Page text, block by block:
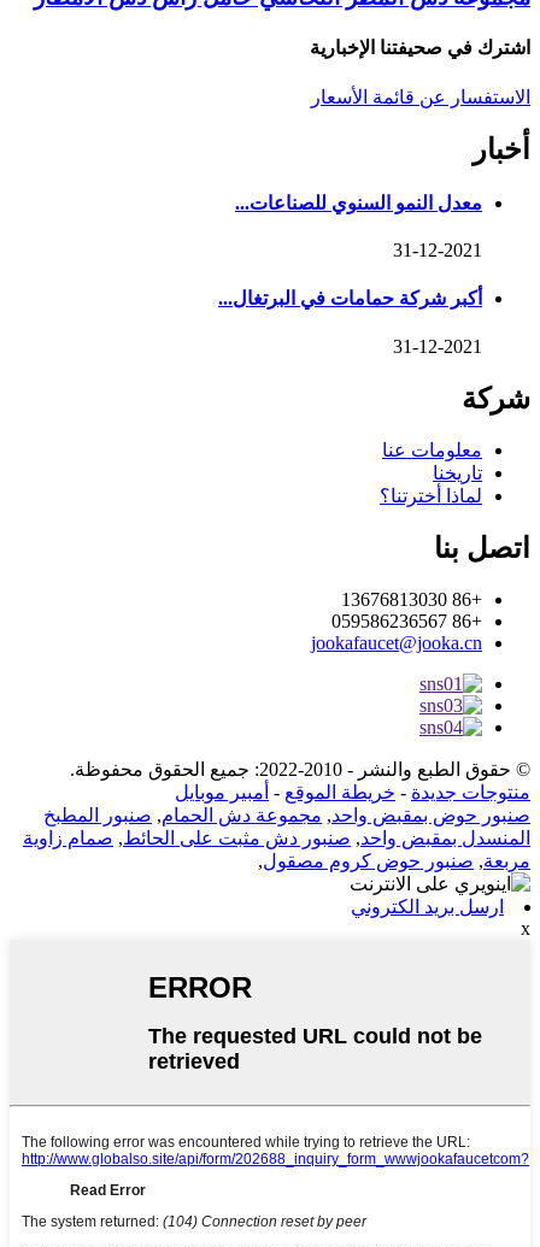
اشترك في صحيفتنا الإخبارية
الاستفسار عن قائمة الأسعار
أخبار
معدل النمو السنوي للصناعات...
31-12-2021
أكبر شركة حمامات في البرتغال...
31-12-2021
شركة
معلومات عنا
تاريخنا
لماذا أخترتنا؟
اتصل بنا
+86 13676813030
+86 059586236567
jookafaucet@jooka.cn
© حقوق الطبع والنشر - 2010-2022: جميع الحقوق محفوظة.
منتوجات جديدة - خريطة الموقع - أمبير موبايل
صنبور حوض بمقبض واحد, مجموعة دش الحمام, صنبور المطبخ
المنسدل بمقبض واحد, صنبور دش مثبت على الحائط, صمام زاوية
مربعة, صنبور حوض كروم مصقول,
ارسل بريد الكتروني
x